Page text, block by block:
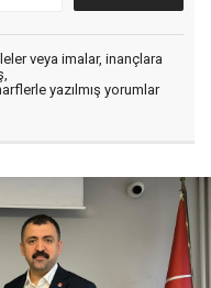
veya imalar, inançlara
yazılmış yorumlar